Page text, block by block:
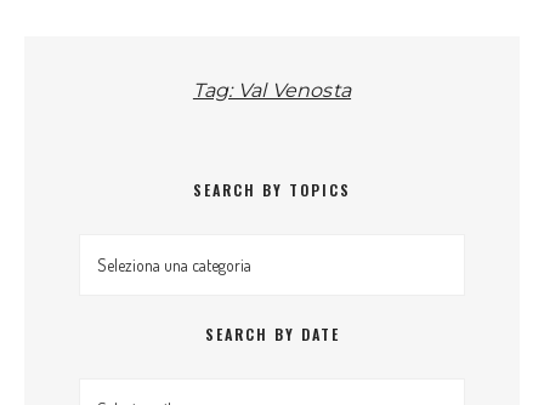
Tag: Val Venosta
SEARCH BY TOPICS
Search by topics
SEARCH BY DATE